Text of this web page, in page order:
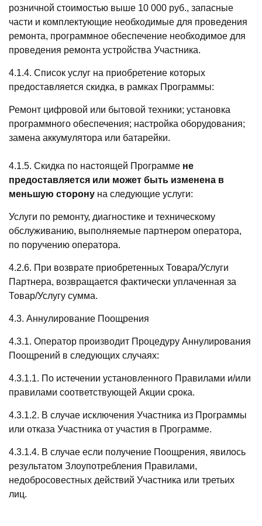
розничной стоимостью выше 10 000 руб., запасные
части и комплектующие необходимые для проведения
ремонта, программное обеспечение необходимое для
проведения ремонта устройства Участника.
4.1.4. Список услуг на приобретение которых
предоставляется скидка, в рамках Программы:
Ремонт цифровой или бытовой техники; установка
программного обеспечения; настройка оборудования;
замена аккумулятора или батарейки.
4.1.5. Скидка по настоящей Программе не
предоставляется или может быть изменена в
меньшую сторону на следующие услуги:
Услуги по ремонту, диагностике и техническому
обслуживанию, выполняемые партнером оператора,
по поручению оператора.
4.2.6. При возврате приобретенных Товара/Услуги
Партнера, возвращается фактически уплаченная за
Товар/Услугу сумма.
4.3. Аннулирование Поощрения
4.3.1. Оператор производит Процедуру Аннулирования
Поощрений в следующих случаях:
4.3.1.1. По истечении установленного Правилами и/или
правилами соответствующей Акции срока.
4.3.1.2. В случае исключения Участника из Программы
или отказа Участника от участия в Программе.
4.3.1.4. В случае если получение Поощрения, явилось
результатом Злоупотребления Правилами,
недобросовестных действий Участника или третьих
лиц.